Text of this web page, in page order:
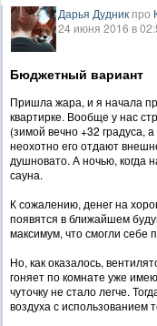
Дарья Дудник про
24 июня 2016 в
Бюджетный вариант
Пришла жара, и я начала
квартирке. Вообще у нас
(зимой вечно +32 градуса,
неохотно его отдают
душновато. А ночью, когда
сауна.
К сожалению, денег на
появятся в ближайшем
максимум, что смогли себе
Но, как оказалось,
гоняет по комнате уже
чуточку не стало легче.
воздуха с использованием